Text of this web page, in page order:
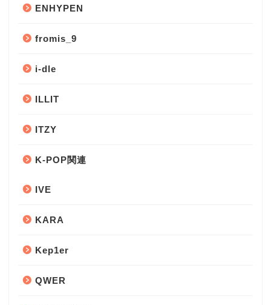
ENHYPEN
fromis_9
i-dle
ILLIT
ITZY
K-POP関連
IVE
KARA
Kep1er
QWER